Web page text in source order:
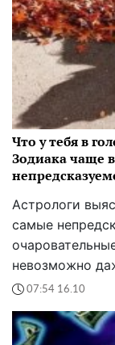
Что у тебя в
Зодиака чаще
Астрологи
самые
невозможно
07:54 16.10